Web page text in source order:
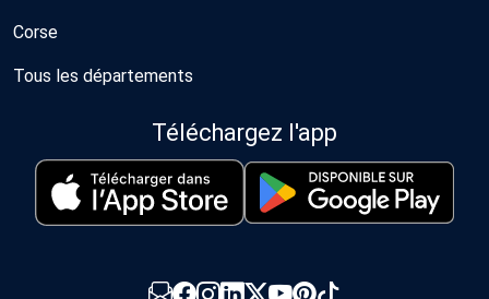
Corse
Tous les départements
Téléchargez l'app